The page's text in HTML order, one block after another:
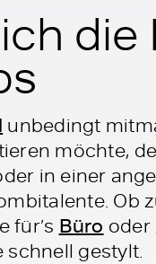
die
unbedingt
möchte,
in einer
Ob
für’s Büro oder
schnell gestylt.